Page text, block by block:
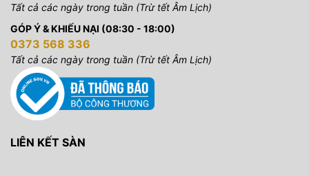
310 Set màu giấy được đặt sẵn
Tải xuống APP LinkLite để kết nối dễ dàng, chế độ giấy màu
loại giấy màu.
Tất cả các ngày trong tuần (Trừ tết Âm Lịch)
GÓP Ý & KHIẾU NẠI (08:30 - 18:00)
0373 568 336
Tất cả các ngày trong tuần (Trừ tết Âm Lịch)
LIÊN KẾT SÀN